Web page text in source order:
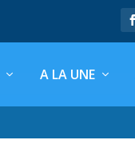
A LA UNE